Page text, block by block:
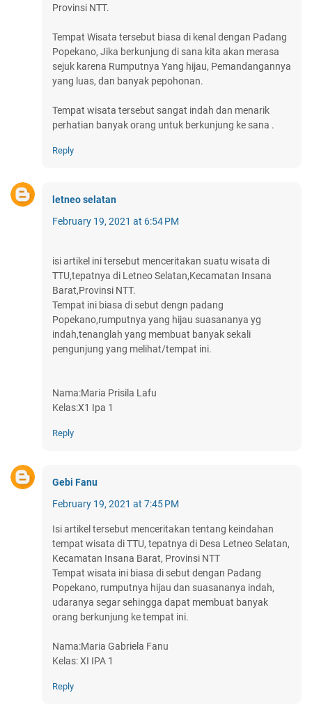
Provinsi NTT.
Tempat Wisata tersebut biasa di kenal dengan Padang
Popekano, Jika berkunjung di sana kita akan merasa
sejuk karena Rumputnya Yang hijau, Pemandangannya
yang luas, dan banyak pepohonan.
Tempat wisata tersebut sangat indah dan menarik
perhatian banyak orang untuk berkunjung ke sana .
Reply
letneo selatan
February 19, 2021 at 6:54 PM
isi artikel ini tersebut menceritakan suatu wisata di
TTU,tepatnya di Letneo Selatan,Kecamatan Insana
Barat,Provinsi NTT.
Tempat ini biasa di sebut dengn padang
Popekano,rumputnya yang hijau suasananya yg
indah,tenanglah yang membuat banyak sekali
pengunjung yang melihat/tempat ini.
Nama:Maria Prisila Lafu
Kelas:X1 Ipa 1
Reply
Gebi Fanu
February 19, 2021 at 7:45 PM
Isi artikel tersebut menceritakan tentang keindahan
tempat wisata di TTU, tepatnya di Desa Letneo Selatan,
Kecamatan Insana Barat, Provinsi NTT
Tempat wisata ini biasa di sebut dengan Padang
Popekano, rumputnya hijau dan suasananya indah,
udaranya segar sehingga dapat membuat banyak
orang berkunjung ke tempat ini.
Nama:Maria Gabriela Fanu
Kelas: XI IPA 1
Reply